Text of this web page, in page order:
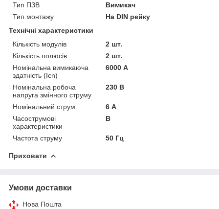
Тип ПЗВ
Вимикач
Тип монтажу
На DIN рейку
Технічні характеристики
Кількість модулів
2 шт.
Кількість полюсів
2 шт.
Номінальна вимикаюча
здатність (Icn)
6000 А
Номінальна робоча
напруга змінного струму
230 В
Номінальний струм
6 А
Часострумові
характеристики
B
Частота струму 50 Гц
Приховати
Умови доставки
Нова Пошта